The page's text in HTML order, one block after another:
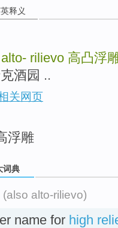
释义
alto- rilievo 高凸浮
酒园 ..
关网页
浮雕
词典
(also alto-rilievo)
name for high